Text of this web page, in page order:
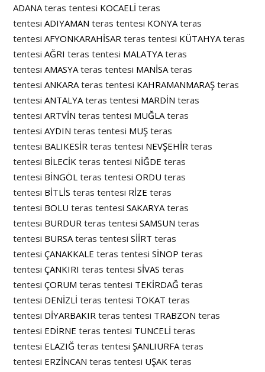
ADANAteras tentesi KOCAELİteras
tentesi ADIYAMANteras tentesi KONYAteras
tentesi AFYONKARAHİSARteras tentesi KÜTAHYAteras
tentesi AĞRIteras tentesi MALATYAteras
tentesi AMASYAteras tentesi MANİSAteras
tentesi ANKARAteras tentesi KAHRAMANMARAŞteras
tentesi ANTALYAteras tentesi MARDİNteras
tentesi ARTVİNteras tentesi MUĞLAteras
tentesi AYDINteras tentesi MUŞteras
tentesi BALIKESİRteras tentesi NEVŞEHİRteras
tentesi BİLECİKteras tentesi NİĞDEteras
tentesi BİNGÖLteras tentesi ORDUteras
tentesi BİTLİSteras tentesi RİZEteras
tentesi BOLUteras tentesi SAKARYAteras
tentesi BURDURteras tentesi SAMSUNteras
tentesi BURSAteras tentesi SİİRTteras
tentesi ÇANAKKALEteras tentesi SİNOPteras
tentesi ÇANKIRIteras tentesi SİVASteras
tentesi ÇORUMteras tentesi TEKİRDAĞteras
tentesi DENİZLİteras tentesi TOKATteras
tentesi DİYARBAKIRteras tentesi TRABZONteras
tentesi EDİRNEteras tentesi TUNCELİteras
tentesi ELAZIĞteras tentesi ŞANLIURFAteras
tentesi ERZİNCANteras tentesi UŞAKteras